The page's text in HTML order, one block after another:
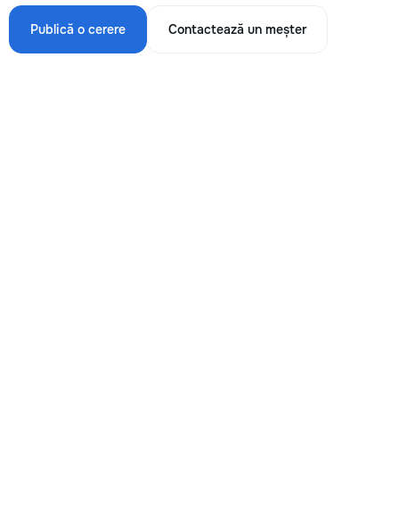
Publică o cerere Contactează un meșter